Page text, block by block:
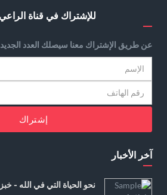
للإشتراك في قناة
عن طريق الإشتراك معنا سيصلك العدد
إشتراك
آخر الأخبار
نحو الحياة التي في الله -